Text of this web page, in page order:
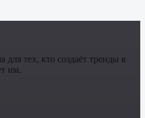
для тех, кто создаёт тренды в
им.